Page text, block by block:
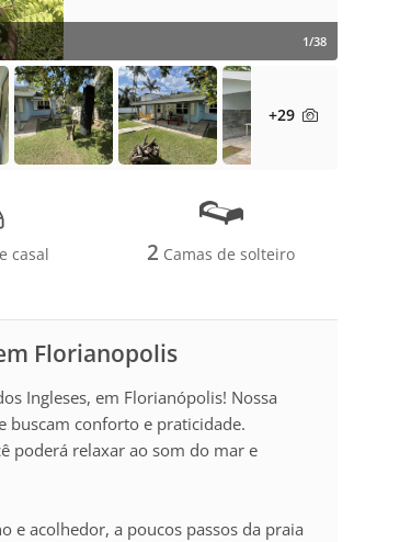
1/38
+29
casal 2 Camas de solteiro
Florianopolis
Ingleses, em Florianópolis! Nossa
buscam conforto e praticidade.
poderá relaxar ao som do mar e
e acolhedor, a poucos passos da praia